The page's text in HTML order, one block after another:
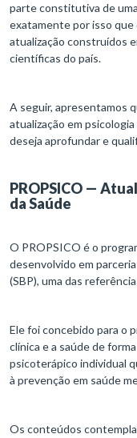
parte constitutiva de
exatamente por isso que
atualização construídos
científicas do país.
A seguir, apresentamos
atualização em
deseja aprofundar e
PROPSICO —
da Saúde
O PROPSICO é o
desenvolvido em
(SBP), uma das
Ele foi concebido para o
clínica e a saúde de
psicoterápico individual
à prevenção em saúde
Os conteúdos